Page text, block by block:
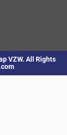
VZW. All Rights